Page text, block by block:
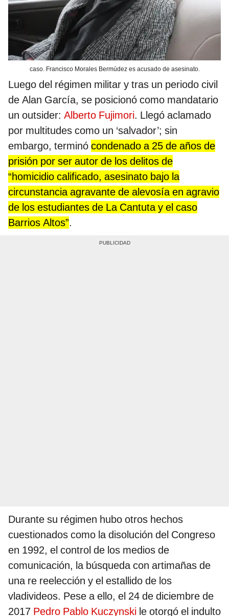
caso. Francisco Morales Bermúdez es acusado de asesinato.
Luego del régimen militar y tras un periodo civil
de Alan García, se posicionó como mandatario
un outsider: Alberto Fujimori. Llegó aclamado
por multitudes como un ‘salvador’; sin
embargo, terminó condenado a 25 de años de
prisión por ser autor de los delitos de
“homicidio calificado, asesinato bajo la
circunstancia agravante de alevosía en agravio
de los estudiantes de La Cantuta y el caso
Barrios Altos”.
Durante su régimen hubo otros hechos
cuestionados como la disolución del Congreso
en 1992, el control de los medios de
comunicación, la búsqueda con artimañas de
una re reelección y el estallido de los
vladivideos. Pese a ello, el 24 de diciembre de
2017 Pedro Pablo Kuczynski le otorgó el indulto